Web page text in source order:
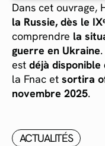
Dans cet ouvrage,
la Russie, dès le
comprendre la
guerre en Ukraine
est déjà disponible
la Fnac et sortira
novembre 2025.
ACTUALITÉS